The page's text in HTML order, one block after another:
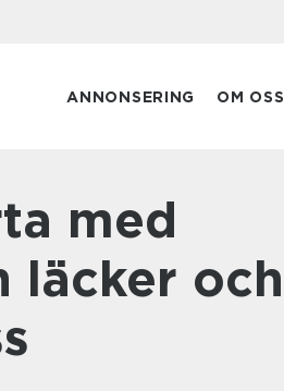
ANNONSERING OM OSS
läcker och